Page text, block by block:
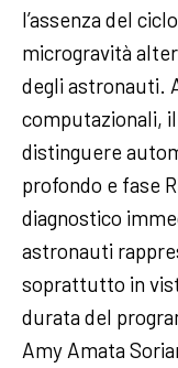
l’assenza del
microgravità
degli astronauti.
computazionali,
distinguere
profondo e fase
diagnostico
astronauti
soprattutto in
durata del
Amy Amata